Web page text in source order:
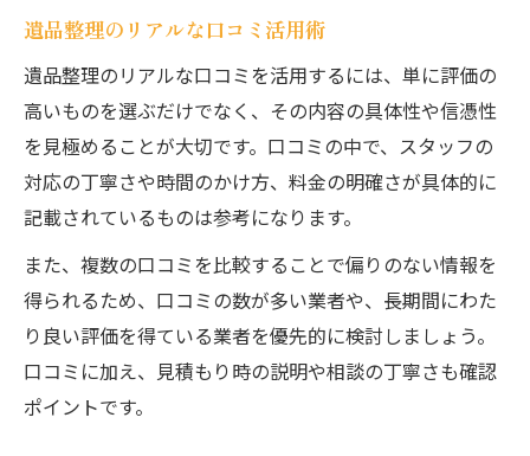
遺品整理のリアルな口コミ活用術
遺品整理のリアルな口コミを活用するには、単に評価の
高いものを選ぶだけでなく、その内容の具体性や信憑性
を見極めることが大切です。口コミの中で、スタッフの
対応の丁寧さや時間のかけ方、料金の明確さが具体的に
記載されているものは参考になります。
また、複数の口コミを比較することで偏りのない情報を
得られるため、口コミの数が多い業者や、長期間にわた
り良い評価を得ている業者を優先的に検討しましょう。
口コミに加え、見積もり時の説明や相談の丁寧さも確認
ポイントです。